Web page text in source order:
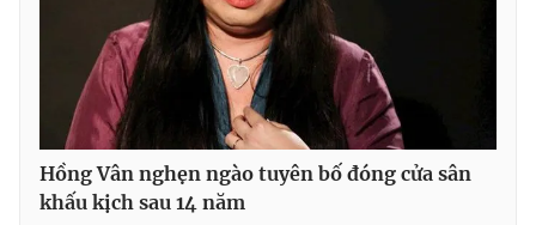
Hồng Vân nghẹn ngào tuyên bố đóng cửa sân
khấu kịch sau 14 năm